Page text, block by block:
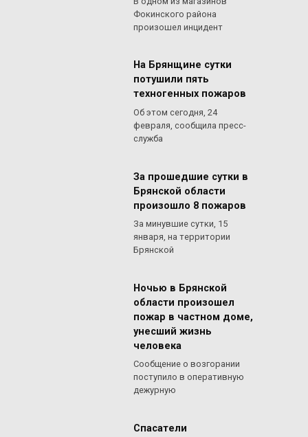
Фокинского района
произошел инцидент
На Брянщине сутки
потушили пять
техногенных пожаров
Об этом сегодня, 24
февраля, сообщила пресс-
служба
За прошедшие сутки в
Брянской области
произошло 8 пожаров
За минувшие сутки, 15
января, на территории
Брянской
Ночью в Брянской
области произошел
пожар в частном доме,
унесший жизнь
человека
Сообщение о возгорании
поступило в оперативную
дежурную
Спасатели